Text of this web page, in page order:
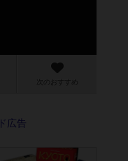
次のおすすめ